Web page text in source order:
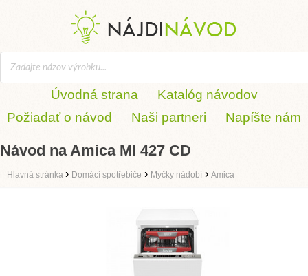
Úvodná strana
Katalóg návodov
Požiadať o návod
Naši partneri Napíšte nám
Návod na Amica MI 427 CD
Hlavná stránka › Domácí spotřebiče › Myčky nádobí › Amica